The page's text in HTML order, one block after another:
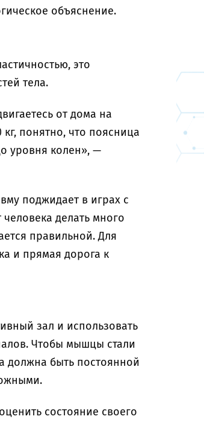
объяснение.
это
тела.
от дома на
понятно, что поясница
уровня колен», —
поджидает в играх с
делать много
правильной. Для
и прямая дорога к
зал и использовать
Чтобы мышцы стали
должна быть постоянной
состояние своего